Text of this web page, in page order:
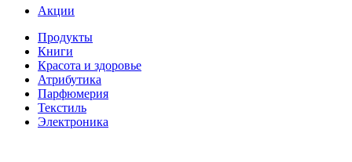
Акции
Продукты
Книги
Красота и здоровье
Атрибутика
Парфюмерия
Текстиль
Электроника